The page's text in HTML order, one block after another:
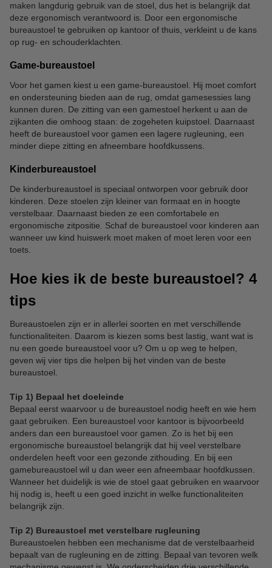
maken langdurig gebruik van de stoel, dus het is belangrijk dat
deze ergonomisch verantwoord is. Door een ergonomische
bureaustoel te gebruiken op kantoor of thuis, verkleint u de kans
op rug- en schouderklachten.
Game-bureaustoel
Voor het gamen kiest u een game-bureaustoel. Hij moet comfort
en ondersteuning bieden aan de rug, omdat gamesessies lang
kunnen duren. De zitting van een gamestoel herkent u aan de
zijkanten die omhoog staan: de zogeheten kuipstoel. Daarnaast
heeft de bureaustoel voor gamen een lagere rugleuning, een
minder diepe zitting en afneembare hoofdkussens.
Kinderbureaustoel
De kinderbureaustoel is speciaal ontworpen voor gebruik door
kinderen. Deze stoelen zijn kleiner van formaat en in hoogte
verstelbaar. Daarnaast bieden ze een comfortabele en
ergonomische zitpositie. Schaf de bureaustoel voor kinderen aan
wanneer uw kind huiswerk moet maken of moet leren voor een
toets.
Hoe kies ik de beste bureaustoel? 4
tips
Bureaustoelen zijn er in allerlei soorten en met verschillende
functionaliteiten. Daarom is kiezen soms best lastig, want wat is
nu een goede bureaustoel voor u? Om u op weg te helpen,
geven wij vier tips die helpen bij het vinden van de beste
bureaustoel.
Tip 1) Bepaal het doeleinde
Bepaal eerst waarvoor u de bureaustoel nodig heeft en wie hem
gaat gebruiken. Een bureaustoel voor kantoor is bijvoorbeeld
anders dan een bureaustoel voor gamen. Zo is het bij een
ergonomische bureaustoel belangrijk dat hij veel verstelbare
onderdelen heeft voor een gezonde zithouding. En bij een
gamebureaustoel wil u dan weer een afneembaar hoofdkussen.
Wanneer het duidelijk is wie de stoel gaat gebruiken en waarvoor
hij nodig is, heeft u een goed inzicht in welke functionaliteiten
belangrijk zijn.
Tip 2) Bureaustoel met verstelbare rugleuning
Bureaustoelen hebben een mechanisme dat de verstelbaarheid
bepaalt van de rugleuning en de zitting. Bepaal van tevoren welk